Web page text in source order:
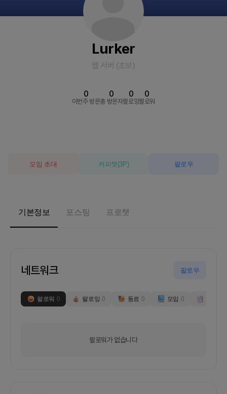
Lurker
웹 서버 (초보)
이번주 방문
0
총 방문자
0
팔로잉
0
팔로워
0
모임 초대 커피챗 (3P) 팔로우
기본정보 포스팅 프로챗
네트워크 팔로우
팔로워 0 팔로잉 0 동료 0 모임 0
팔로워가 없습니다